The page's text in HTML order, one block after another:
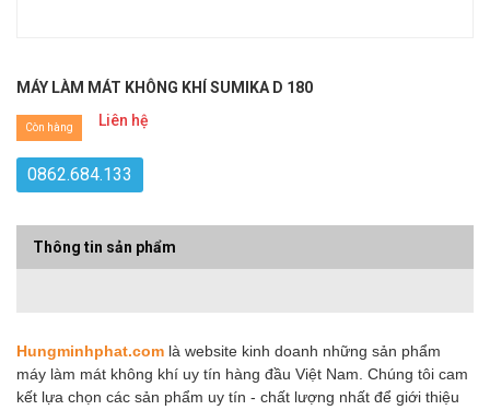
MÁY LÀM MÁT KHÔNG KHÍ SUMIKA D 180
Liên hệ
Còn hàng
0862.684.133
Thông tin sản phẩm
Hungminhphat.com là website kinh doanh những sản phẩm
máy làm mát không khí uy tín hàng đầu Việt Nam. Chúng tôi cam
kết lựa chọn các sản phẩm uy tín - chất lượng nhất để giới thiệu